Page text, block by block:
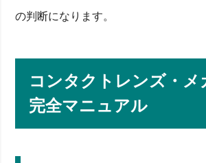
の判断になります。
コンタクトレンズ・メ
完全マニュアル
後遺症ゼロは本当か？ドライアイ・
クリニックで受ける定期検診と裸眼
屈折度数変化と眼内機能の長期デー
後悔しないための病院・眼科・クリニ